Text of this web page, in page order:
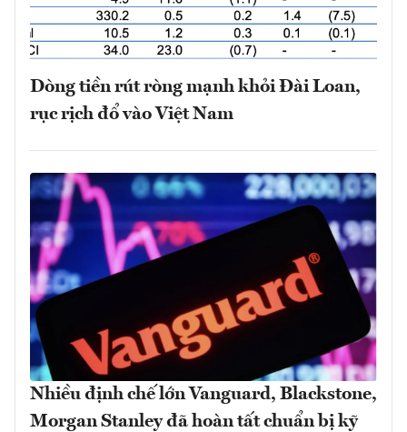
Dòng tiền rút ròng mạnh khỏi Đài Loan,
rục rịch đổ vào Việt Nam
Nhiều định chế lớn Vanguard, Blackstone,
Morgan Stanley đã hoàn tất chuẩn bị kỹ